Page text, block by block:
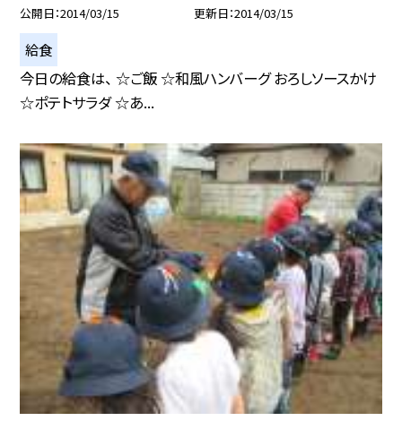
公開日 2014/03/15 更新日 2014/03/15
給食
今日の給食は、 ☆ご飯 ☆和風ハンバーグ おろしソースかけ
☆ポテトサラダ ☆あ...